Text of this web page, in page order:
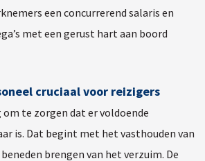
een concurrerend salaris en
met een gerust hart aan boord
cruciaal voor reizigers
om te zorgen dat er voldoende
is. Dat begint met het vasthouden van
brengen van het verzuim. De